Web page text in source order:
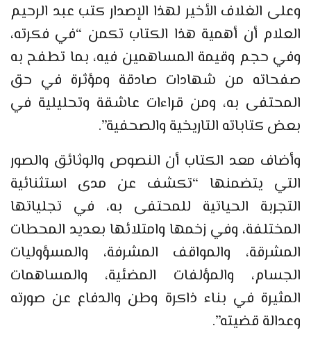
وعلى الغلاف الأخير لهذا الإصدار كتب عبد الرحيم
العلام أن أهمية هذا الكتاب تكمن “في فكرته،
وفي حجم وقيمة المساهمين فيه، بما تطفح به
صفحاته من شهادات صادقة ومؤثرة في حق
المحتفى به، ومن قراءات عاشقة وتحليلية في
بعض كتاباته التاريخية والصحفية”.
وأضاف معد الكتاب أن النصوص والوثائق والصور
التي يتضمنها “تكشف عن مدى استثنائية
التجربة الحياتية للمحتفى به، في تجلياتها
المختلفة، وفي زخمها وامتلائها بعديد المحطات
المشرقة، والمواقف المشرفة، والمسؤوليات
الجسام، والمؤلفات المضئية، والمساهمات
المثيرة في بناء ذاكرة وطن والدفاع عن صورته
وعدالة قضيته”.